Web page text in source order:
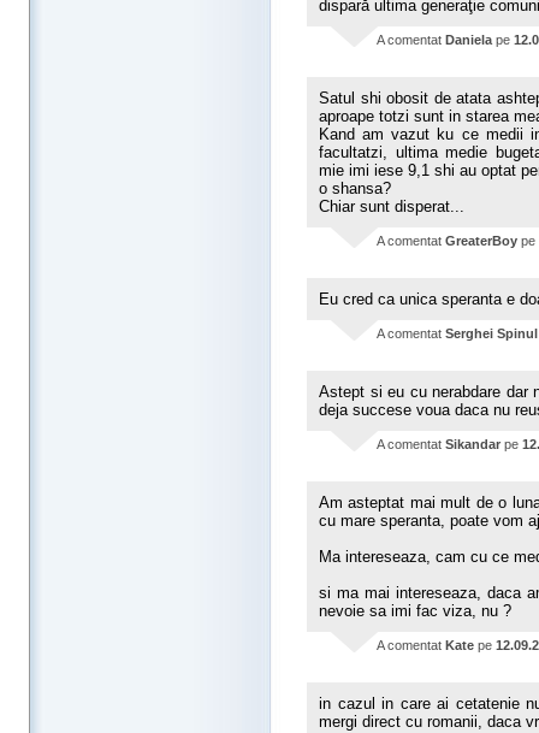
dispară ultima generaţie
A comentat Daniela pe
Satul shi obosit de atata
aproape totzi sunt in starea
Kand am vazut ku ce medii
facultatzi, ultima medie
mie imi iese 9,1 shi au optat
o shansa?
Chiar sunt disperat...
A comentat GreaterBoy pe
Eu cred ca unica speranta e
A comentat Serghei Spinul
Astept si eu cu nerabdare dar
deja succese voua daca nu
A comentat Sikandar pe
Am asteptat mai mult de o
cu mare speranta, poate vom
Ma intereseaza, cam cu ce
si ma mai intereseaza, daca
nevoie sa imi fac viza, nu ?
A comentat Kate pe
in cazul in care ai cetatenie
mergi direct cu romanii, daca